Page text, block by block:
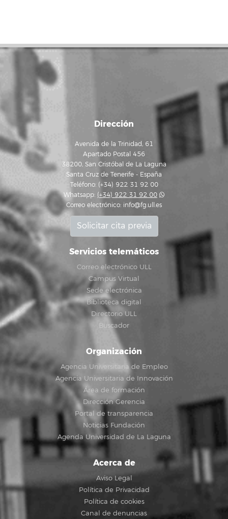
Dirección
Avenida de la Trinidad, 61
Apartado Postal 456
38200, San Cristóbal de La Laguna
Santa Cruz de Tenerife - España
Teléfono: (+34) 922 31 92 00
Whatsapp: (+34) 922 31 92 00
Correo electrónico: info@fg.ull.es
Solicitar cita previa
Servicios telemáticos
Correo electrónico ULL
Campus Virtual
Sede electrónica
Biblioteca digital
Directorio ULL
Buscador
Organización
Agencia Universitaria de Empleo
Agencia Universitaria de Innovación
Área de formación
Dirección Gerencia
Portal de transparencia
Noticias Fundación
Agenda Universidad de La Laguna
Acerca de
Aviso Legal
Política de Privacidad
Política de cookies
Canal de denuncias